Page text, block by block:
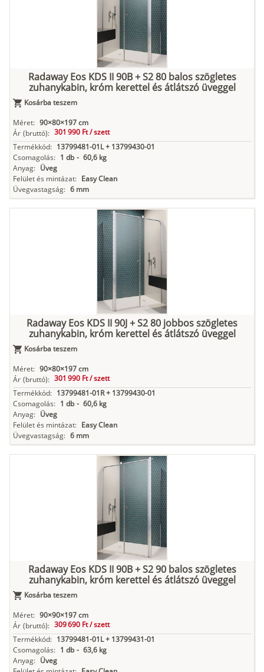
Radaway Eos KDS II 90B + S2 80 balos szögletes
zuhanykabin, króm kerettel és átlátszó üveggel
Kosárba teszem
Méret: 90×80×197 cm
Ár (bruttó): 301 990 Ft /szett
Termékkód: 13799481-01L + 13799430-01
Csomagolás: 1 db - 60,6 kg
Anyag: Üveg
Felület és mintázat: Easy Clean
Üvegvastagság: 6 mm
Radaway Eos KDS II 90J + S2 80 jobbos szögletes
zuhanykabin, króm kerettel és átlátszó üveggel
Kosárba teszem
Méret: 90×80×197 cm
Ár (bruttó): 301 990 Ft /szett
Termékkód: 13799481-01R + 13799430-01
Csomagolás: 1 db - 60,6 kg
Anyag: Üveg
Felület és mintázat: Easy Clean
Üvegvastagság: 6 mm
Radaway Eos KDS II 90B + S2 90 balos szögletes
zuhanykabin, króm kerettel és átlátszó üveggel
Kosárba teszem
Méret: 90×90×197 cm
Ár (bruttó): 309 690 Ft /szett
Termékkód: 13799481-01L + 13799431-01
Csomagolás: 1 db - 63,6 kg
Anyag: Üveg